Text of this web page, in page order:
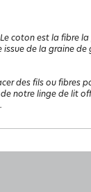
coton est la fibre
de la graine de
des fils ou fibres
notre linge de lit